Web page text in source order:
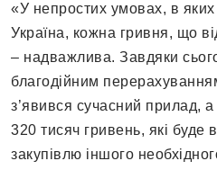
«У непростих умовах, в яких
Україна, кожна гривня, що
– надважлива. Завдяки
благодійним
з’явився сучасний прилад,
320 тисяч гривень, які буде
закупівлю іншого